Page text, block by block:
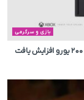
بازی و سرگرمی